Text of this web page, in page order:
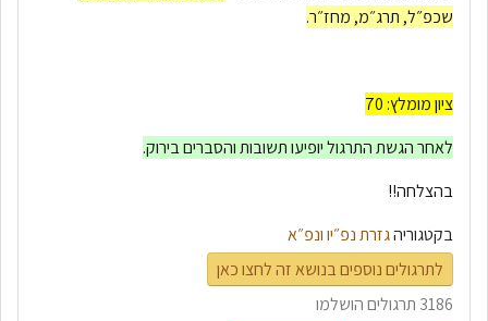
שכפ״ל, תרג״מ, מחז״ר.
ציון מומלץ: 70
לאחר הגשת התרגול יופיעו תשובות והסברים בירוק.
בהצלחה!!
בקטגוריהגזרת נפ״יו ונפ״א
לתרגולים נוספים בנושא זה לחצו כאן
3186 תרגולים הושלמו